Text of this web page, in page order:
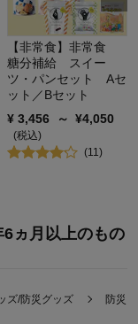
【非常食】非常食
糖分補給 スイー
ツ・パンセット Aセ
ット／Bセット
¥ 3,456 ～ ¥4,050
(税込)
(11)
6ヵ月以上のもの
ズ/防災グッズ 防災